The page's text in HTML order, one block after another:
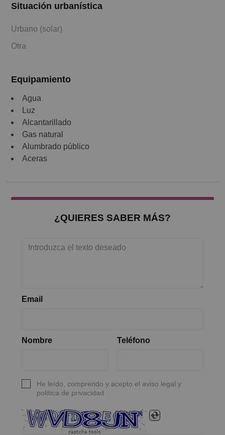
Situación urbanística
Urbano (solar)
Otra
Equipamiento
Agua
Luz
Alcantarillado
Gas natural
Alumbrado público
Aceras
¿QUIERES SABER MÁS?
Email
Nombre Teléfono
He leído, comprendo y acepto el aviso legal y
política de privacidad
captcha tools